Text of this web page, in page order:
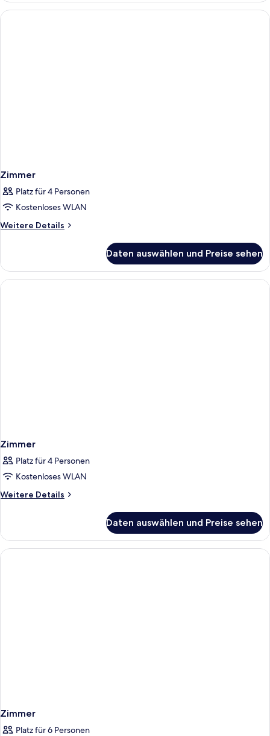
Zimmer
Platz für 4 Personen
Kostenloses WLAN
Weitere Details
Weitere
Daten auswählen und Preise sehen
Zimmer
Platz für 4 Personen
Kostenloses WLAN
Weitere Details
Weitere
Daten auswählen und Preise sehen
Zimmer
Platz für 6 Personen